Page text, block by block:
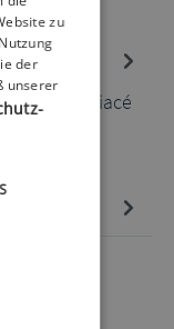
M Das Diacé
zu
der
unserer